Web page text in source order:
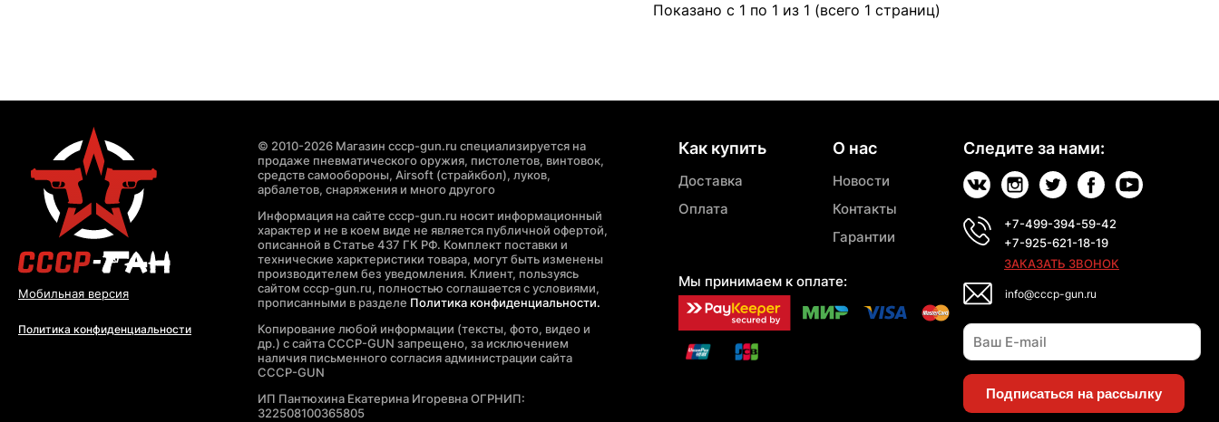
Показано с 1 по 1 из 1 (всего 1 страниц)
Мобильная версия
Политика конфиденциальности
© 2010-2026 Магазин cccp-gun.ru специализируется на
продаже пневматического оружия, пистолетов, винтовок,
средств самообороны, Airsoft (страйкбол), луков,
арбалетов, снаряжения и много другого
Информация на сайте cccp-gun.ru носит информационный
характер и не в коем виде не является публичной офертой,
описанной в Статье 437 ГК РФ. Комплект поставки и
технические харктеристики товара, могут быть изменены
производителем без уведомления. Клиент, пользуясь
сайтом cccp-gun.ru, полностью соглашается с условиями,
прописанными в разделе Политика конфиденциальности.
Копирование любой информации (тексты, фото, видео и
др.) с сайта CCCP-GUN запрещено, за исключением
наличия письменного согласия администрации сайта
CCCP-GUN
ИП Пантюхина Екатерина Игоревна ОГРНИП:
322508100365805
Как купить
Доставка
Оплата
Мы принимаем к оплате:
О нас
Новости
Контакты
Гарантии
Следите за нами:
+7-499-394-59-42
+7-925-621-18-19
ЗАКАЗАТЬ ЗВОНОК
info@cccp-gun.ru
Подписаться на рассылку